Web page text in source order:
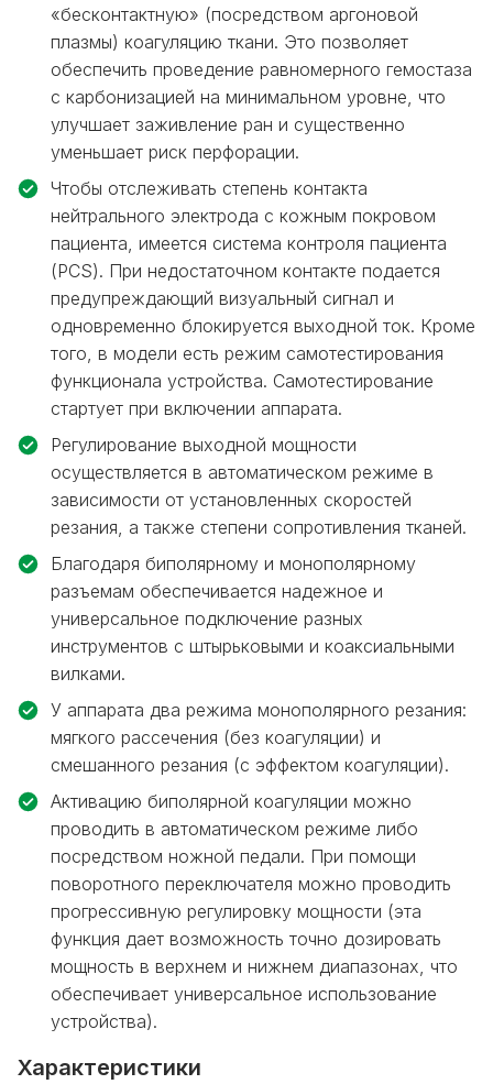
«бесконтактную» (посредством аргоновой
плазмы) коагуляцию ткани. Это позволяет
обеспечить проведение равномерного гемостаза
с карбонизацией на минимальном уровне, что
улучшает заживление ран и существенно
уменьшает риск перфорации.
Чтобы отслеживать степень контакта
нейтрального электрода с кожным покровом
пациента, имеется система контроля пациента
(PCS). При недостаточном контакте подается
предупреждающий визуальный сигнал и
одновременно блокируется выходной ток. Кроме
того, в модели есть режим самотестирования
функционала устройства. Самотестирование
стартует при включении аппарата.
Регулирование выходной мощности
осуществляется в автоматическом режиме в
зависимости от установленных скоростей
резания, а также степени сопротивления тканей.
Благодаря биполярному и монополярному
разъемам обеспечивается надежное и
универсальное подключение разных
инструментов с штырьковыми и коаксиальными
вилками.
У аппарата два режима монополярного резания:
мягкого рассечения (без коагуляции) и
смешанного резания (с эффектом коагуляции).
Активацию биполярной коагуляции можно
проводить в автоматическом режиме либо
посредством ножной педали. При помощи
поворотного переключателя можно проводить
прогрессивную регулировку мощности (эта
функция дает возможность точно дозировать
мощность в верхнем и нижнем диапазонах, что
обеспечивает универсальное использование
устройства).
Характеристики